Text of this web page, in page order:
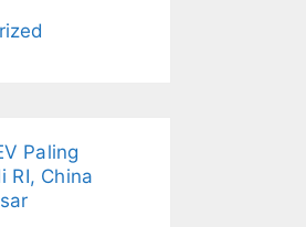
Paling
RI, China